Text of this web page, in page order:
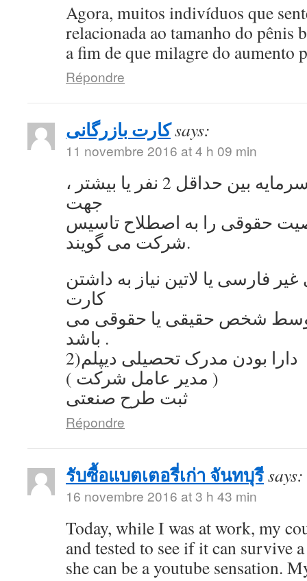
Agora, muitos indivíduos que
relacionada ao tamanho do pênis
a fim de que milagre do aumento
Répondre
کارت بازرگانیsays:
11 novembre 2016 at 4 h 09 min
به اشتراک گذاشتن سرمایه بین حداقل 2 نفر یا بیشتر ،
جهت
حقوقی را به اصطلاح تاسیس
شرکت می گویند.
فارسی یا لاتین نیاز به داشتن
کارت
توسط شخص حقیقی یا حقوقی می
باشد .
2)دارا بودن مدرک تحصیلی دیپلم
( مدیر عامل شرکت )
ثبت طرح صنعتی
Répondre
รับซื้อแบตเตอรี่เก่า จันทบุรีsays:
16 novembre 2016 at 3 h 43 min
Today, while I was at work, my
and tested to see if it can survive
she can be a youtube sensation.